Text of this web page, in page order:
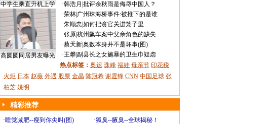
中学生乘直升机上学
高圆圆同居男友曝光
·韩浩月 批评余秋雨是侮辱中国人？
·荣林| 广州珠海桥事件:被推下的是谁
·朱顺忠 如何把贪官关进笼子里
·张原|杭州飙车案中父亲角色的缺失
·蔡天新|奥数本身并不是坏事(图)
·王攀|副县长之女施暴的卫生巾疑虑
热点标签： 奥运 珠峰 福娃 母亲节 印花税
火炬 日本 赵薇 外遇 股票 金晶 陈冠希 谢霆锋 CNN 中国足球 张
柏芝 姚明
精彩推荐
·睡觉减肥--瘦到你尖叫(图) ·狐臭--腋臭--全球揭秘！